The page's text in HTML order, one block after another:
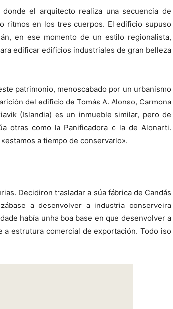
el arquitecto realiza una secuencia de
ritmos en los tres cuerpos. El edificio supuso
en ese momento de un estilo regionalista,
edificar edificios industriales de gran belleza
patrimonio, menoscabado por un urbanismo
del edificio de Tomás A. Alonso, Carmona
(Islandia) es un inmueble similar, pero de
otras como la Panificadora o la de Alonarti.
a tiempo de conservarlo».
Decidiron trasladar a súa fábrica de Candás
a desenvolver a industria conserveira
había unha boa base en que desenvolver a
estrutura comercial de exportación. Todo iso